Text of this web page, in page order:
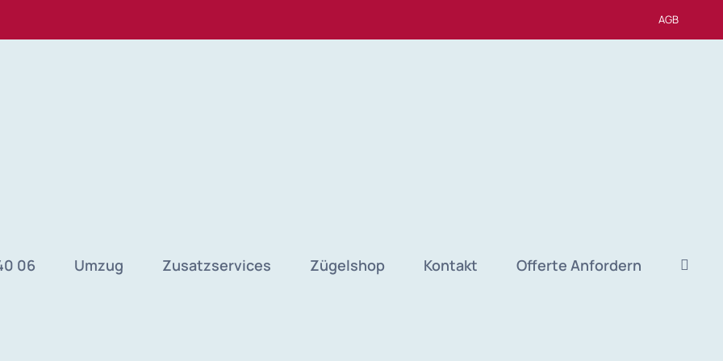
AGB
06 Umzug Zusatzservices Zügelshop Kontakt Offerte Anfordern